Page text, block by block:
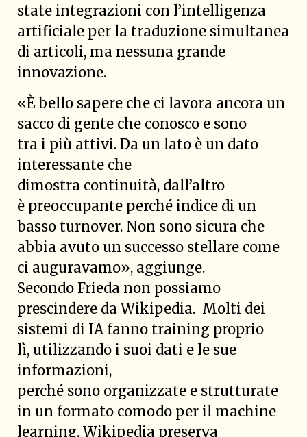
state integrazioni con l’intelligenza
artificiale per la traduzione simultanea
di articoli, ma nessuna grande
innovazione.
«È bello sapere che ci lavora ancora un
sacco di gente che conosco e sono
tra i più attivi. Da un lato è un dato
interessante che
dimostra continuità, dall’altro
è preoccupante perché indice di un
basso turnover. Non sono sicura che
abbia avuto un successo stellare come
ci auguravamo», aggiunge.
Secondo Frieda non possiamo
prescindere da Wikipedia. Molti dei
sistemi di IA fanno training proprio
lì, utilizzando i suoi dati e le sue
informazioni,
perché sono organizzate e strutturate
in un formato comodo per il machine
learning. Wikipedia preserva